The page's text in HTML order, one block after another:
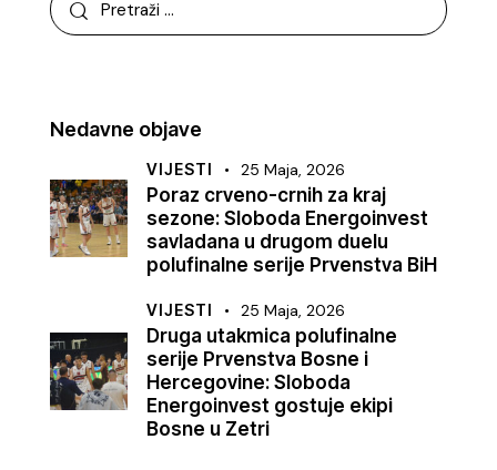
Nedavne objave
VIJESTI 25 Maja, 2026
Poraz crveno-crnih za kraj
sezone: Sloboda Energoinvest
savladana u drugom duelu
polufinalne serije Prvenstva BiH
VIJESTI 25 Maja, 2026
Druga utakmica polufinalne
serije Prvenstva Bosne i
Hercegovine: Sloboda
Energoinvest gostuje ekipi
Bosne u Zetri